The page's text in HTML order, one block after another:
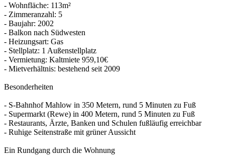
- Wohnfläche: 113m²
- Zimmeranzahl: 5
- Baujahr: 2002
- Balkon nach Südwesten
- Heizungsart: Gas
- Stellplatz: 1 Außenstellplatz
- Vermietung: Kaltmiete 959,10€
- Mietverhältnis: bestehend seit 2009
Besonderheiten
- S-Bahnhof Mahlow in 350 Metern, rund 5 Minuten zu Fuß
- Supermarkt (Rewe) in 400 Metern, rund 5 Minuten zu Fuß
- Restaurants, Ärzte, Banken und Schulen fußläufig erreichbar
- Ruhige Seitenstraße mit grüner Aussicht
Ein Rundgang durch die Wohnung